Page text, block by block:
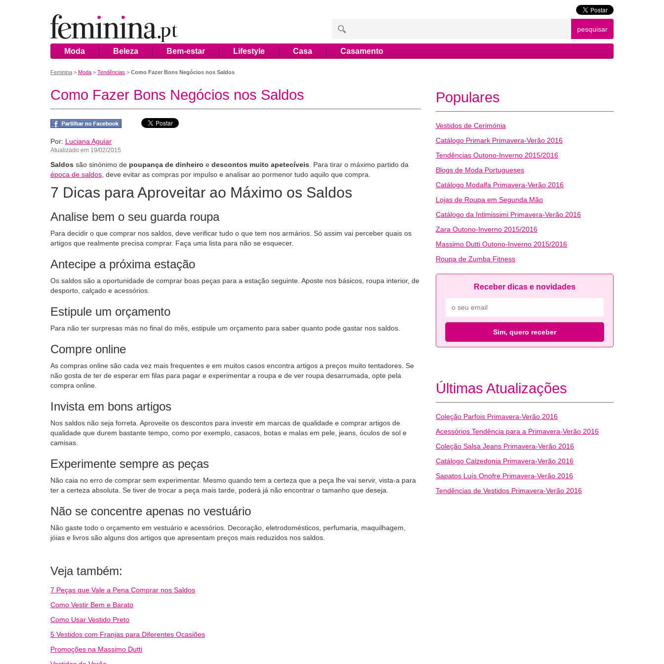
pesquisar
Moda Beleza Bem-estar Lifestyle Casa Casamento
Feminina > Moda > Tendências > Como Fazer Bons Negócios nos Saldos
Como Fazer Bons Negócios nos Saldos
Por: Luciana Aguiar
Atualizado em 19/02/2015
Saldos são sinónimo de poupança de dinheiro e descontos muito apetecíveis . Para tirar o máximo partido da
época de saldos , deve evitar as compras por impulso e analisar ao pormenor tudo aquilo que compra.
7 Dicas para Aproveitar ao Máximo os Saldos
Analise bem o seu guarda roupa
Para decidir o que comprar nos saldos, deve verificar tudo o que tem nos armários. Só assim vai perceber quais os
artigos que realmente precisa comprar. Faça uma lista para não se esquecer.
Antecipe a próxima estação
Os saldos são a oportunidade de comprar boas peças para a estação seguinte. Aposte nos básicos, roupa interior, de
desporto, calçado e acessórios.
Estipule um orçamento
Para não ter surpresas más no final do mês, estipule um orçamento para saber quanto pode gastar nos saldos.
Compre online
As compras online são cada vez mais frequentes e em muitos casos encontra artigos a preços muito tentadores. Se
não gosta de ter de esperar em filas para pagar e experimentar a roupa e de ver roupa desarrumada, opte pela
compra online.
Invista em bons artigos
Nos saldos não seja forreta. Aproveite os descontos para investir em marcas de qualidade e comprar artigos de
qualidade que durem bastante tempo, como por exemplo, casacos, botas e malas em pele, jeans, óculos de sol e
camisas.
Experimente sempre as peças
Não caia no erro de comprar sem experimentar. Mesmo quando tem a certeza que a peça lhe vai servir, vista-a para
ter a certeza absoluta. Se tiver de trocar a peça mais tarde, poderá já não encontrar o tamanho que deseja.
Não se concentre apenas no vestuário
Não gaste todo o orçamento em vestuário e acessórios. Decoração, eletrodomésticos, perfumaria, maquilhagem,
jóias e livros são alguns dos artigos que apresentam preços mais reduzidos nos saldos.
Veja também:
7 Peças que Vale a Pena Comprar nos Saldos
Como Vestir Bem e Barato
Como Usar Vestido Preto
5 Vestidos com Franjas para Diferentes Ocasiões
Promoções na Massimo Dutti
Populares
Vestidos de Cerimónia
Catálogo Primark Primavera-Verão 2016
Tendências Outono-Inverno 2015/2016
Blogs de Moda Portugueses
Catálogo Modalfa Primavera-Verão 2016
Lojas de Roupa em Segunda Mão
Catálogo da Intimissimi Primavera-Verão 2016
Zara Outono-Inverno 2015/2016
Massimo Dutti Outono-Inverno 2015/2016
Roupa de Zumba Fitness
Receber dicas e novidades
Sim, quero receber
Últimas Atualizações
Coleção Parfois Primavera-Verão 2016
Acessórios Tendência para a Primavera-Verão 2016
Coleção Salsa Jeans Primavera-Verão 2016
Catálogo Calzedonia Primavera-Verão 2016
Sapatos Luís Onofre Primavera-Verão 2016
Tendências de Vestidos Primavera-Verão 2016